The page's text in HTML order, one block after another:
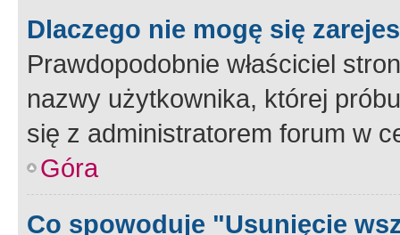
Dlaczego nie mogę się
Prawdopodobnie właściciel
nazwy użytkownika, której
się z administratorem forum w
Góra
Co spowoduje "Usunięcie